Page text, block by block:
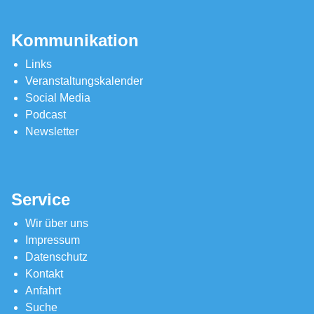
Kommunikation
Links
Veranstaltungskalender
Social Media
Podcast
Newsletter
Service
Wir über uns
Impressum
Datenschutz
Kontakt
Anfahrt
Suche